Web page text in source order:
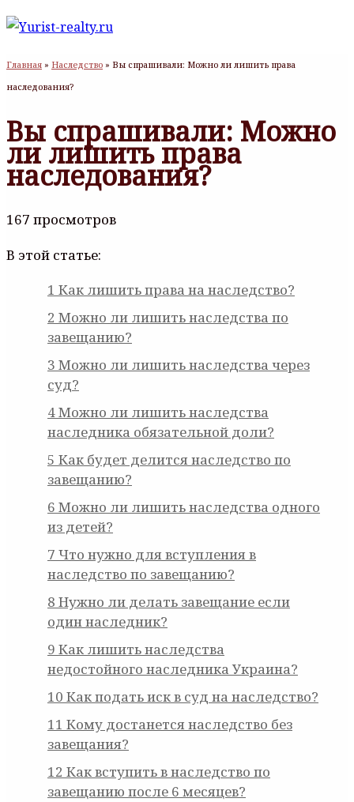
Главная » Наследство » Вы спрашивали: Можно ли лишить права
наследования?
Вы спрашивали: Можно
ли лишить права
наследования?
167 просмотров
В этой статье:
1 Как лишить права на наследство?
2 Можно ли лишить наследства по
завещанию?
3 Можно ли лишить наследства через
суд?
4Можно ли лишить наследства
наследника обязательной доли?
5 Как будет делится наследство по
завещанию?
6 Можно ли лишить наследства одного
из детей?
7 Что нужно для вступления в
наследство по завещанию?
8 Нужно ли делать завещание если
один наследник?
9 Как лишить наследства
недостойного наследника Украина?
10 Как подать иск в суд на наследство?
11 Кому достанется наследство без
завещания?
12 Как вступить в наследство по
завещанию после 6 месяцев?